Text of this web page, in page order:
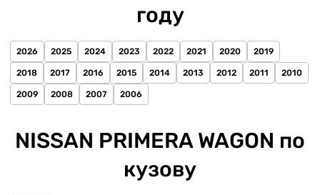
году
2026 2025 2024 2023 2022 2021 2020 2019
2018 2017 2016 2015 2014 2013 2012 2011 2010
2009 2008 2007 2006
NISSAN PRIMERA WAGON по
кузову